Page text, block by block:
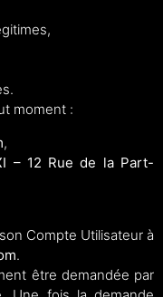
moment :
,
– 12 Rue de la Part-
Compte Utilisateur à
.
être demandée par